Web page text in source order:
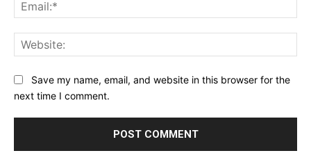
Save my name, email, and website in this browser for the
next time I comment.